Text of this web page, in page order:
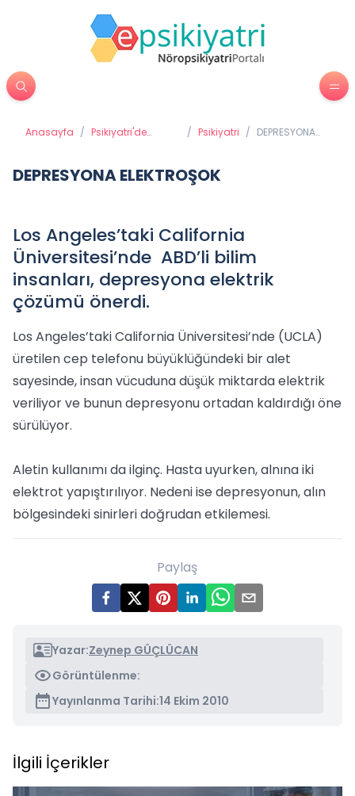
Anasayfa / Psikiyatri'de
/ Psikiyatri / DEPRESYONA
DEPRESYONA ELEKTROŞOK
Los Angeles’taki California
Üniversitesi’nde ABD’li bilim
insanları, depresyona elektrik
çözümü önerdi.
Los Angeles’taki California Üniversitesi’nde (UCLA)
üretilen cep telefonu büyüklüğündeki bir alet
sayesinde, insan vücuduna düşük miktarda elektrik
veriliyor ve bunun depresyonu ortadan kaldırdığı öne
sürülüyor.
Aletin kullanımı da ilginç. Hasta uyurken, alnına iki
elektrot yapıştırılıyor. Nedeni ise depresyonun, alın
bölgesindeki sinirleri doğrudan etkilemesi.
Paylaş
Yazar:Zeynep GÜÇLÜCAN
Görüntülenme:
Yayınlanma Tarihi:14 Ekim 2010
İlgili İçerikler